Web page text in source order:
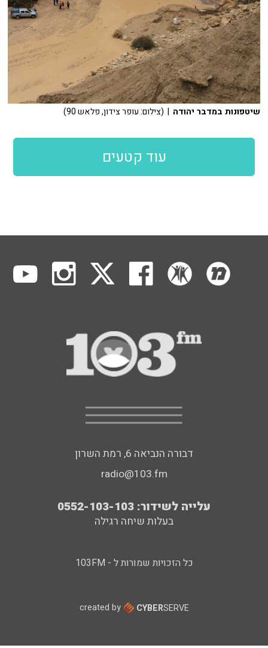
שיטפונות במדבר יהודה | (צילום: עופר צידון, פלאש 90)
עוד קטעים
דבורה הנביאה 6, רמת השרון
radio@103.fm
עלייה לשידור: 0552-103-103
בעלות שיחה רגילה
כל הזכויות שמורות ל - 103FM
created by CYBERSERVE